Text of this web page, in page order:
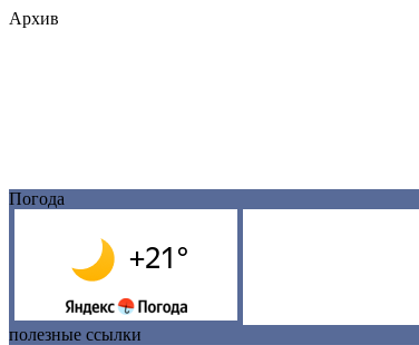
Архив
Погода
полезные ссылки